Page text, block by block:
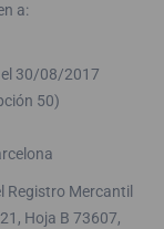
a:
el 30/08/2017
50)
Registro Mercantil
Hoja B 73607,